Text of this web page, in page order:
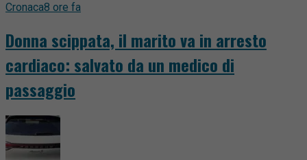
Cronaca8 ore fa
Donna scippata, il marito va in arresto
cardiaco: salvato da un medico di
passaggio